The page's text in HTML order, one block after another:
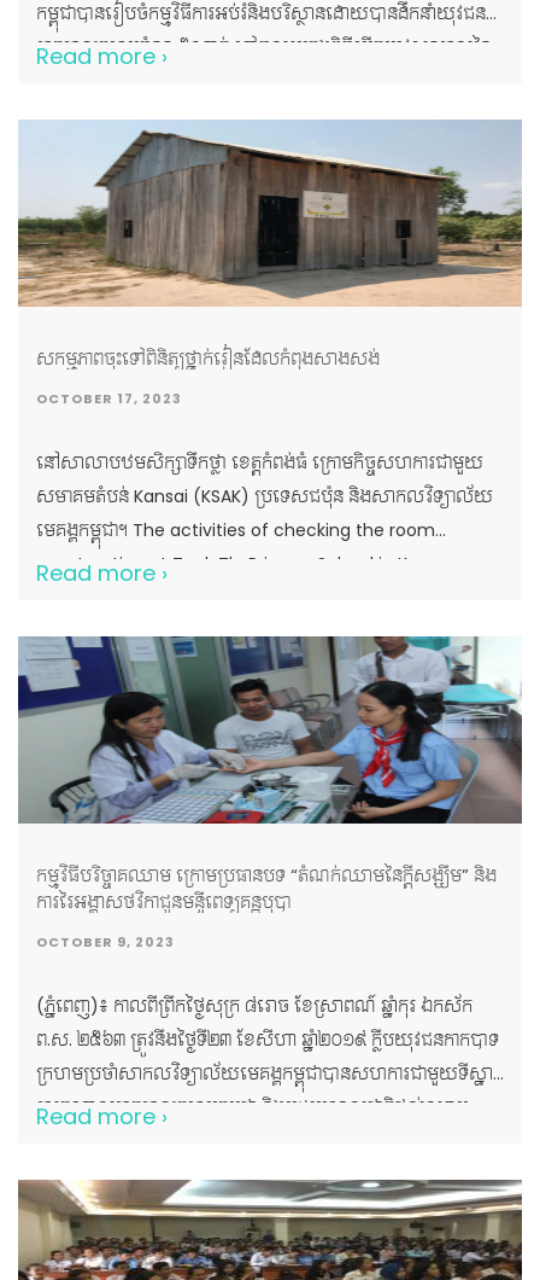
កម្ពុជាបានរៀបចំកម្មវិធីការអប់រំនិងបរិស្ថានដោយបានដឹកនាំយុវជន
កាកបាទក្រហមចំនួន ៥០នាក់ ទៅចូលរួមក្នុងពិធីបើកបវេសនកាលនៃ
ស្រុកកំពង់សៀម ខេត្តកំពង់ចាម។ យុវជនកាកបាទក្រហមបានចូលរួម
សកម្មភាពជាច្រើនដូចជា៖ ១. ការធ្វើបទបង្ហាញទៅលើប្រធានបទ
ចំនួនបី -ប្រធានបទទី១៖ អំពីបញ្ហាបរិស្ថាន -ប្រធានបទទី២៖ អនាម័យ
ខ្លួនប្រាណ -ប្រធានបទទី៣៖ គុណតម្លៃនៃការអប់រំ ២.ការដាំកូន
ដើមឈើ ដូចជា ក្រញូង៣០ដើម បេង១០ដើម ធ្នង់១០ដើម និងដាំផ្កា
ដើម្បីលម្អបរិវេណសាលា។ ៣.ជូនអំណោយដល់លោកគ្រូអ្នកគ្រូ
សិស្សានុសិស្សចំនួន ២១០នាក់ រួមមាន៖ -សៀវភៅសរសេរ
ចំនួនទៀត ។ ៤.ដំណើរទស្សនៈកិច្ចសិក្សាស្វែងយល់ពីសក្តានុពល
ទេសចរណ៍ក្នុងខេត្តកំពង់ចាមចំនួន ២កន្លែង រមណីយដ្ឋានធម្មជាតិភ្នំ
ប្រុសភ្នំស្រី និងរមណីយដ្ឋានប្រវត្តិសាស្ត្រប្រាសាទនគរបាជ័យ។ កម្មវិធី
នេះ […]
Read more ›
សកម្មភាពចុះទៅពិនិត្យថ្នាក់រៀនដែលកំពុងសាងសង់
OCTOBER 17, 2023
នៅសាលាបឋមសិក្សាទឹកថ្លា ខេត្តកំពង់ធំ ក្រោមកិច្ចសហការជាមួយ
សមាគមតំបន់ Kansai (KSAK) ប្រទេសជប៉ុន និងសាកលវិទ្យាល័យ
មេគង្គកម្ពុជា។ The activities of checking the room
construction at Teuk Tla Primary School in Kampong
Kansai Area (KSAK), Japan and Cambodian Mekong
University.
Read more ›
កម្មវិធីបរិច្ចាគឈាម ក្រោមប្រធានបទ “តំណក់ឈាមនៃក្តីសង្ឃឹម” និង
ការរៃអង្គាសថវិកាជូនមន្ទីពេទ្យគន្ធបុប្ផា
OCTOBER 9, 2023
(ភ្នំពេញ)៖ កាលពីព្រឹកថ្ងៃសុក្រ ៨រោច ខែស្រាពណ៍ ឆ្នាំកុរ ឯកស័ក
ព.ស. ២៥៦៣ ត្រូវនឹងថ្ងៃទី២៣ ខែសីហា ឆ្នាំ២០១៩ ក្លឹបយុវជនកាកបាទ
ក្រហមប្រចាំសាកលវិទ្យាល័យមេគង្គកម្ពុជាបានសហការជាមួយទីស្នាក់
ការកណ្តាលកាកបាទក្រហមកម្ពុជា និងមជ្ឈមណ្ឌលជាតិផ្តល់ឈាម
សង្ឃឹម” និងកម្មវិធីរៃអង្គាសថវិកាជូនមន្ទីពេទ្យគន្ធបុប្ផា។ សាកល
វិទ្យាល័យមេគង្គកម្ពុជា និងក្លឹបយុវជនកាកបាទក្រហមកម្ពុជាប្រចាំ
សាកលវិទ្យាល័យមេគង្គកម្ពុជា សូមគោរពថ្លែងអំណរយ៉ាងជ្រាលជ្រៅ
Read more ›